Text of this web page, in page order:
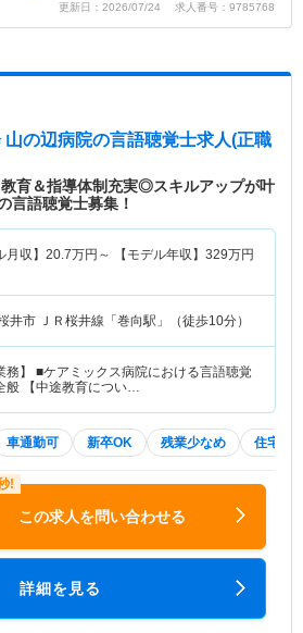
更新日：2026/07/24 求人番号：9785768
山の辺病院の言語聴覚士求人(正職
教育＆指導体制充実◎スキルアップが叶
言語聴覚士募集！
月収】 20.7万円～ 【モデル年収】 329万円
井市 ＪＲ桜井線「巻向駅」（徒歩10分）
務】 ■ケアミックス病院における言語聴覚
士業務全般 【中途教育につい…
車通勤可 新卒OK 残業少なめ 住宅手
この求人を問い合わせる
詳細を見る